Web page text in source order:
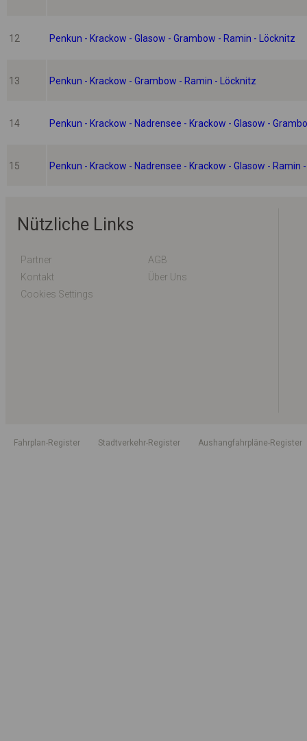
12 Penkun - Krackow - Glasow - Grambow - Ramin - Löcknitz
13 Penkun - Krackow - Grambow - Ramin - Löcknitz
14 Penkun - Krackow - Nadrensee - Krackow - Glasow -
15 Penkun - Krackow - Nadrensee - Krackow - Glasow - Ramin
Nützliche Links
Partner
AGB
Kontakt
Über Uns
Cookies Settings
Fahrplan-Register Stadtverkehr-Register Aushangfahrpläne-Register